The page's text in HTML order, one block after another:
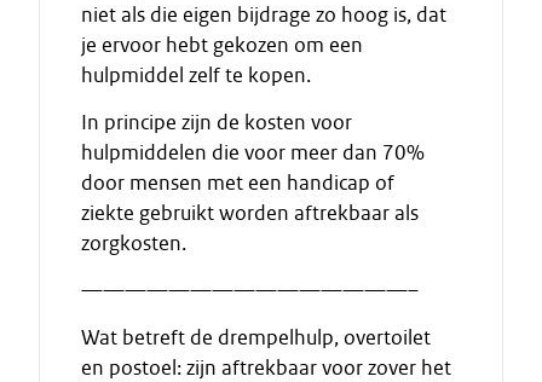
niet als die eigen bijdrage zo hoog is, dat
je ervoor hebt gekozen om een
hulpmiddel zelf te kopen.
In principe zijn de kosten voor
hulpmiddelen die voor meer dan 70%
door mensen met een handicap of
ziekte gebruikt worden aftrekbaar als
zorgkosten.
———————————————–
Wat betreft de drempelhulp, overtoilet
en postoel: zijn aftrekbaar voor zover het